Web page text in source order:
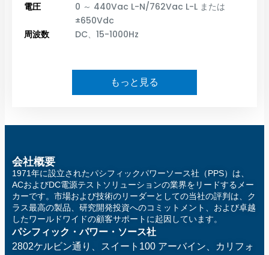
電圧
0 ～ 440Vac L-N/762Vac L-L または
±650Vdc
周波数
DC、15-1000Hz
もっと見る
会社概要
1971年に設立されたパシフィックパワーソース社（PPS）は、
ACおよびDC電源テストソリューションの業界をリードするメー
カーです。市場および技術のリーダーとしての当社の評判は、ク
ラス最高の製品、研究開発投資へのコミットメント、および卓越
したワールドワイドの顧客サポートに起因しています。
パシフィック・パワー・ソース社
2802ケルビン通り、スイート100 アーバイン、カリフォ